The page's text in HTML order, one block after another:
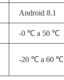
Android 8.1
-0 ℃ a 50 ℃
-20 ℃ a 60 ℃